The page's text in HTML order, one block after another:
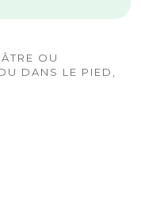
OU
DANS LE PIED,